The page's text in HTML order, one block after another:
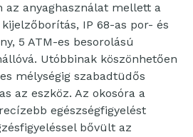
az anyaghasználat mellett a
IP 68-as por- és
5 ATM-es besorolású
Utóbbinak köszönhetően
mélységig szabadtüdős
az eszköz. Az okosóra a
egészségfigyelést
bővült az